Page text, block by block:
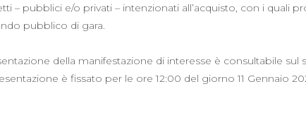
pubblici e/o privati – intenzionati all’acquisto, con i quali
pubblico di gara.
della manifestazione di interesse è consultabile sul
è fissato per le ore 12:00 del giorno 11 Gennaio